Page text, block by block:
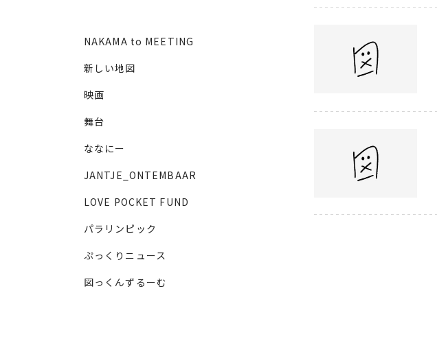
NAKAMA to MEETING
新しい地図
映画
舞台
ななにー
JANTJE_ONTEMBAAR
LOVE POCKET FUND
パラリンピック
ぷっくりニュース
図っくんずるーむ